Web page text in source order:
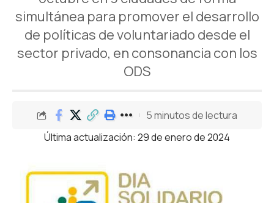
simultánea para promover el desarrollo
de políticas de voluntariado desde el
sector privado, en consonancia con los
ODS
Última actualización: 29 de enero de 2024
5 minutos de lectura